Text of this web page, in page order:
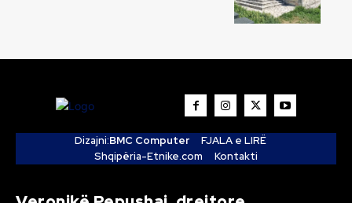
Dizajni:BMC Computer
FJALA e LIRË
Shqipëria-Etnike.com
Kontakti